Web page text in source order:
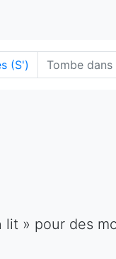
(S') Tombe
» pour des